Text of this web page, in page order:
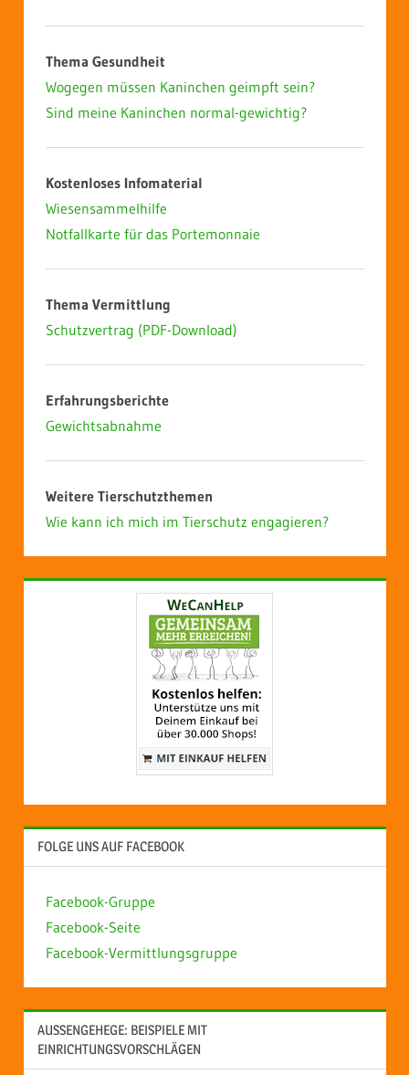
Thema Gesundheit
Wogegen müssen Kaninchen geimpft sein?
Sind meine Kaninchen normal-gewichtig?
Kostenloses Infomaterial
Wiesensammelhilfe
Notfallkarte für das Portemonnaie
Thema Vermittlung
Schutzvertrag (PDF-Download)
Erfahrungsberichte
Gewichtsabnahme
Weitere Tierschutzthemen
Wie kann ich mich im Tierschutz engagieren?
FOLGE UNS AUF FACEBOOK
Facebook-Gruppe
Facebook-Seite
Facebook-Vermittlungsgruppe
AUSSENGEHEGE: BEISPIELE MIT E
INRICHTUNGSVORSCHLÄGEN